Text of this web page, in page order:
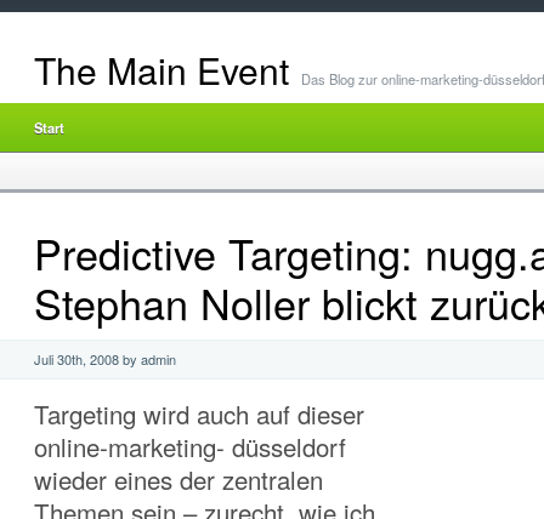
The Main Event Das Blog zur online-marketing-düsseldorf
Start
Predictive Targeting:
Stephan Noller blickt
Juli 30th, 2008 by admin
Targeting wird auch auf dieser
online-marketing- düsseldorf
wieder eines der zentralen